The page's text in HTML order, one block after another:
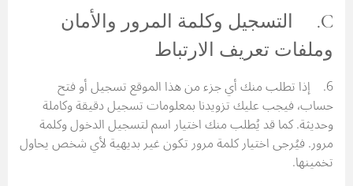
C. التسجيل وكلمة المرور والأمان
وملفات تعريف الارتباط
6. إذا تطلب منك أي جزء من هذا الموقع تسجيل أو فتح
حساب، فيجب عليك تزويدنا بمعلومات تسجيل دقيقة وكاملة
وحديثة. كما قد يُطلب منك اختيار اسم لتسجيل الدخول وكلمة
مرور. فيُرجى اختيار كلمة مرور تكون غير بديهية لأي شخص يحاول
تخمينها.